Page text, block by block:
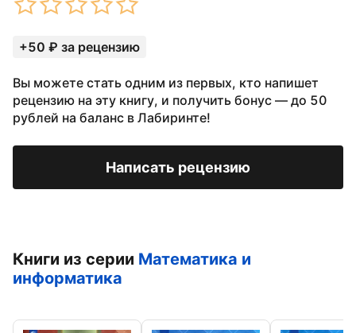
+50 ₽ за рецензию
Вы можете стать одним из первых, кто напишет
рецензию на эту книгу, и получить бонус — до 50
рублей на баланс в Лабиринте!
Написать рецензию
Книги из серии Математика и
информатика